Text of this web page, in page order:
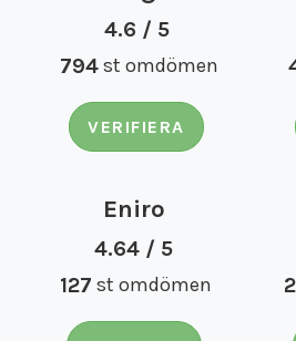
Flyttfirma Tumba
Flyttfirma Tyresö
Flyttfirma utomlands
Flyttfirma Vingåker
Flyttfirma Ydre
Flyttfirma Åland
Flyttfirma Ödeshög
Flyttfirma Söderort
Flyttfirma Västmanland
4.6 / 5
794 st omdömen
VERIFIERA
Eniro
4.64 / 5
127 st omdömen